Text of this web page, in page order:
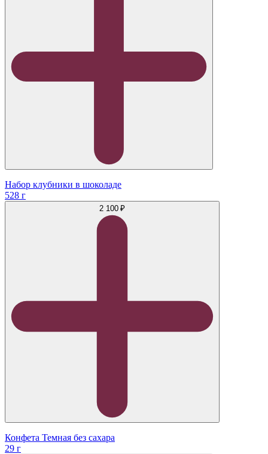
Набор клубники в шоколаде
528 г
2 100 ₽
Конфета Темная без сахара
29 г